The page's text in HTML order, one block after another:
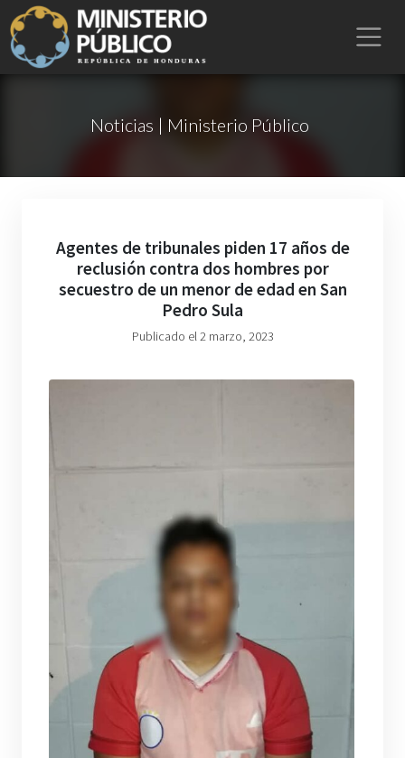
Noticias | Ministerio Público
Agentes de tribunales piden 17 años de
reclusión contra dos hombres por
secuestro de un menor de edad en San
Pedro Sula
Publicado el 2 marzo, 2023